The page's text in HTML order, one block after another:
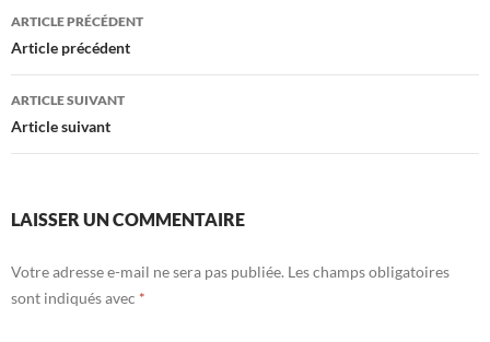
o
o
k
Navigation
des
articles
ARTICLE PRÉCÉDENT
Article précédent
ARTICLE SUIVANT
Article suivant
LAISSER UN COMMENTAIRE
Votre adresse e-mail ne sera pas publiée. Les champs obligatoires
sont indiqués avec *